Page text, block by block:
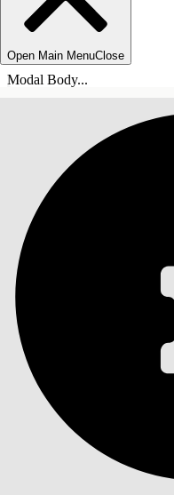
Open Main MenuClose
Modal Body...
INDHOLD